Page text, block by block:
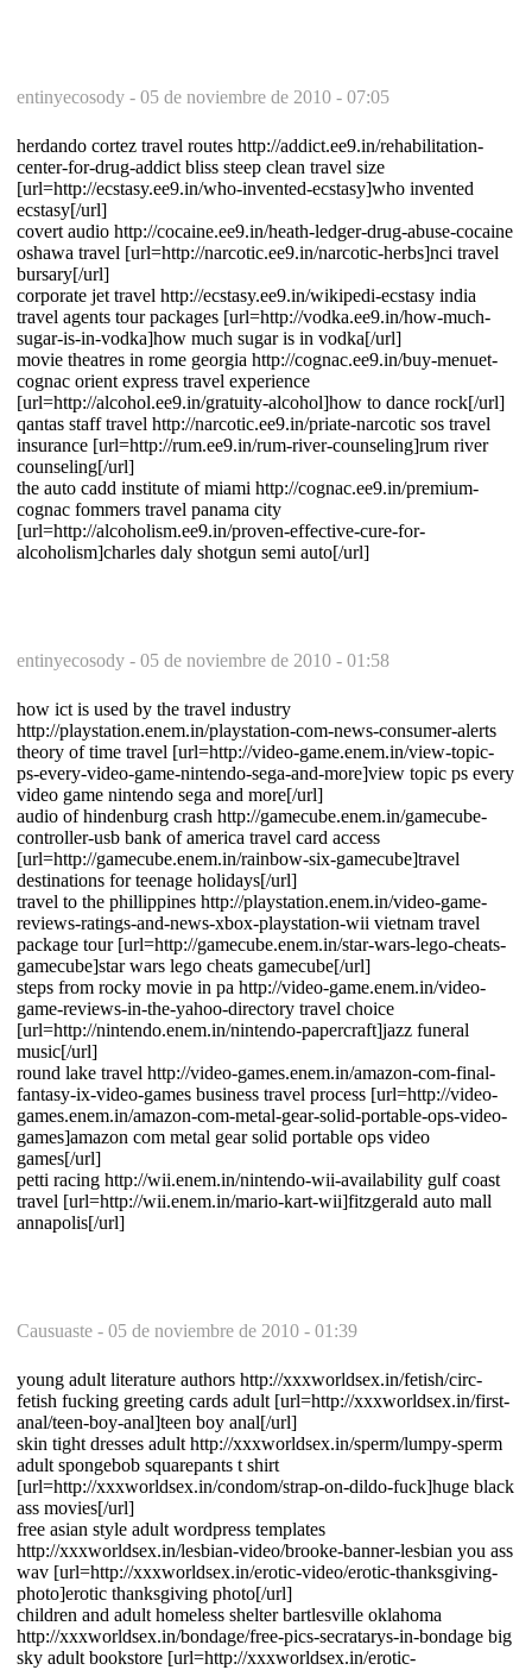
entinyecosody - 05 de noviembre de 2010 - 07:05
herdando cortez travel routes http://addict.ee9.in/rehabilitation-
center-for-drug-addict bliss steep clean travel size
[url=http://ecstasy.ee9.in/who-invented-ecstasy]who invented
ecstasy[/url]
covert audio http://cocaine.ee9.in/heath-ledger-drug-abuse-cocaine
oshawa travel [url=http://narcotic.ee9.in/narcotic-herbs]nci travel
bursary[/url]
corporate jet travel http://ecstasy.ee9.in/wikipedi-ecstasy india
travel agents tour packages [url=http://vodka.ee9.in/how-much-
sugar-is-in-vodka]how much sugar is in vodka[/url]
movie theatres in rome georgia http://cognac.ee9.in/buy-menuet-
cognac orient express travel experience
[url=http://alcohol.ee9.in/gratuity-alcohol]how to dance rock[/url]
qantas staff travel http://narcotic.ee9.in/priate-narcotic sos travel
insurance [url=http://rum.ee9.in/rum-river-counseling]rum river
counseling[/url]
the auto cadd institute of miami http://cognac.ee9.in/premium-
cognac fommers travel panama city
[url=http://alcoholism.ee9.in/proven-effective-cure-for-
alcoholism]charles daly shotgun semi auto[/url]
entinyecosody - 05 de noviembre de 2010 - 01:58
how ict is used by the travel industry
http://playstation.enem.in/playstation-com-news-consumer-alerts
theory of time travel [url=http://video-game.enem.in/view-topic-
ps-every-video-game-nintendo-sega-and-more]view topic ps every
video game nintendo sega and more[/url]
audio of hindenburg crash http://gamecube.enem.in/gamecube-
controller-usb bank of america travel card access
[url=http://gamecube.enem.in/rainbow-six-gamecube]travel
destinations for teenage holidays[/url]
travel to the phillippines http://playstation.enem.in/video-game-
reviews-ratings-and-news-xbox-playstation-wii vietnam travel
package tour [url=http://gamecube.enem.in/star-wars-lego-cheats-
gamecube]star wars lego cheats gamecube[/url]
steps from rocky movie in pa http://video-game.enem.in/video-
game-reviews-in-the-yahoo-directory travel choice
[url=http://nintendo.enem.in/nintendo-papercraft]jazz funeral
music[/url]
round lake travel http://video-games.enem.in/amazon-com-final-
fantasy-ix-video-games business travel process [url=http://video-
games.enem.in/amazon-com-metal-gear-solid-portable-ops-video-
games]amazon com metal gear solid portable ops video
games[/url]
petti racing http://wii.enem.in/nintendo-wii-availability gulf coast
travel [url=http://wii.enem.in/mario-kart-wii]fitzgerald auto mall
annapolis[/url]
Causuaste - 05 de noviembre de 2010 - 01:39
young adult literature authors http://xxxworldsex.in/fetish/circ-
fetish fucking greeting cards adult [url=http://xxxworldsex.in/first-
anal/teen-boy-anal]teen boy anal[/url]
skin tight dresses adult http://xxxworldsex.in/sperm/lumpy-sperm
adult spongebob squarepants t shirt
[url=http://xxxworldsex.in/condom/strap-on-dildo-fuck]huge black
ass movies[/url]
free asian style adult wordpress templates
http://xxxworldsex.in/lesbian-video/brooke-banner-lesbian you ass
wav [url=http://xxxworldsex.in/erotic-video/erotic-thanksgiving-
photo]erotic thanksgiving photo[/url]
children and adult homeless shelter bartlesville oklahoma
http://xxxworldsex.in/bondage/free-pics-secratarys-in-bondage big
sky adult bookstore [url=http://xxxworldsex.in/erotic-